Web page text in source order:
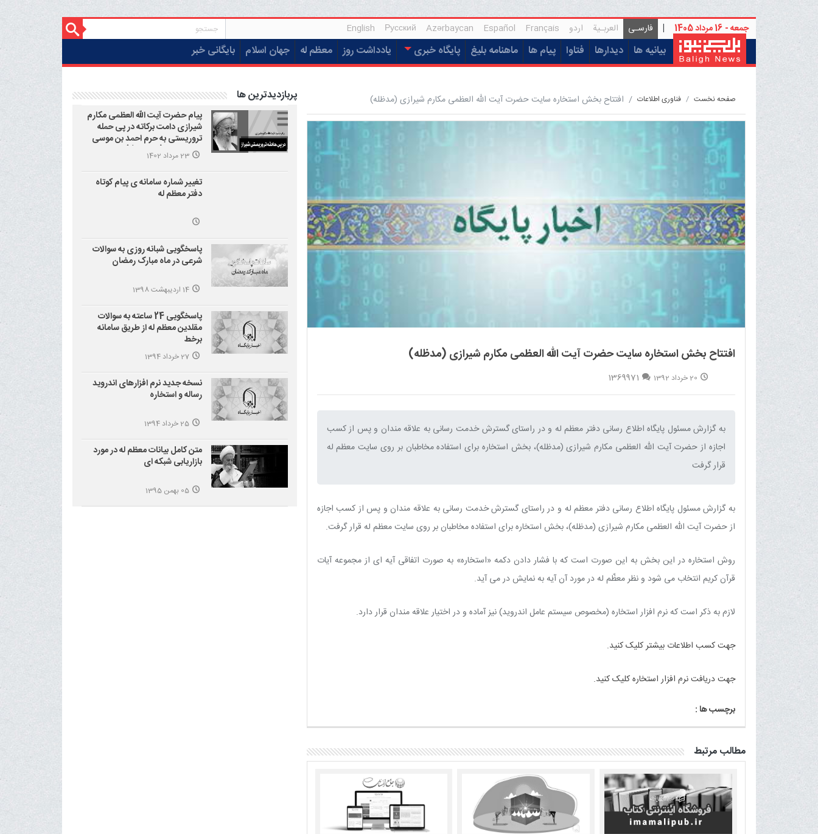
جمعه - 16 مرداد 1405 | فارسـی العربـیة اردو Français
Español
Azərbaycan
Русский
English
بیانیه ها دیدارها فتاوا پیام ها ماهنامه بلیغ پایگاه خبری یادداشت روز معظم له جهان اسلام بایگانی خبر
صفحه نخست فناوری اطلاعات افتتاح بخش استخاره سایت حضرت آیت الله العظمی مکارم شیرازی (مدظله)
افتتاح بخش استخاره سایت حضرت آیت الله العظمی مکارم شیرازی (مدظله)
20 خرداد 1392 1369971
به گزارش مسئول پایگاه اطلاع رسانی دفتر معظم له و در راستای گسترش خدمت رسانی به علاقه مندان و پس از کسب
اجازه از حضرت آیت الله العظمی مکارم شیرازی (مدظله)، بخش استخاره برای استفاده مخاطبان بر روی سایت معظم له
قرار گرفت‌
به گزارش مسئول پایگاه اطلاع رسانی دفتر معظم له و در راستای گسترش خدمت رسانی به علاقه مندان و پس از کسب اجازه
از حضرت آیت الله العظمی مکارم شیرازی (مدظله)، بخش استخاره برای استفاده مخاطبان بر روی سایت معظم له قرار گرفت.
روش استخاره در این بخش به این صورت است که با فشار دادن دکمه «استخاره» به صورت اتفاقی آیه ای از مجموعه آیات
قرآن کریم انتخاب می شود و نظر معظّم له در مورد آن آیه به نمایش در می آید.
لازم به ذکر است که نرم افزار استخاره (مخصوص سیستم عامل اندروید) نیز آماده و در اختیار علاقه مندان قرار دارد.
جهت کسب اطلاعات بیشتر کلیک کنید.
جهت دریافت نرم افزار استخاره کلیک کنید.
برچسب ها :
مطالب مرتبط
پربازدیدترین ها
پیام حضرت آیت الله العظمی مکارم
شیرازی دامت برکاته در پی حمله
تروریستی به حرم احمد بن موسی
علیه السلام (شاهچراغ)
23 مرداد 1402
تغییر شماره سامانه ی پیام کوتاه
دفتر معظم له
پاسخگویی شبانه روزی به سوالات
شرعی در ماه مبارک رمضان
14 اردیبهشت 1398
پاسخگویی 24 ساعته به سوالات
مقلدین معظم له از طریق سامانه
برخط
27 خرداد 1394
نسخه جدید نرم افزارهای اندروید
رساله و استخاره
25 خرداد 1394
متن کامل بیانات معظم له در مورد
بازاریابی شبکه ای
05 بهمن 1395